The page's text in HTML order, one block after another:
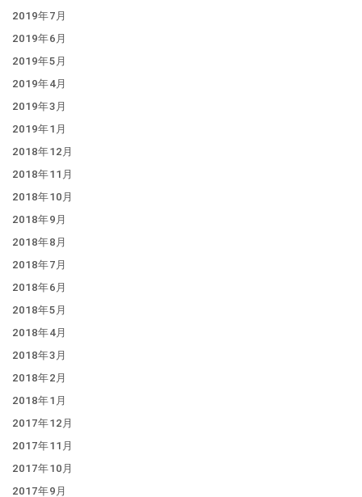
2019年7月
2019年6月
2019年5月
2019年4月
2019年3月
2019年1月
2018年12月
2018年11月
2018年10月
2018年9月
2018年8月
2018年7月
2018年6月
2018年5月
2018年4月
2018年3月
2018年2月
2018年1月
2017年12月
2017年11月
2017年10月
2017年9月